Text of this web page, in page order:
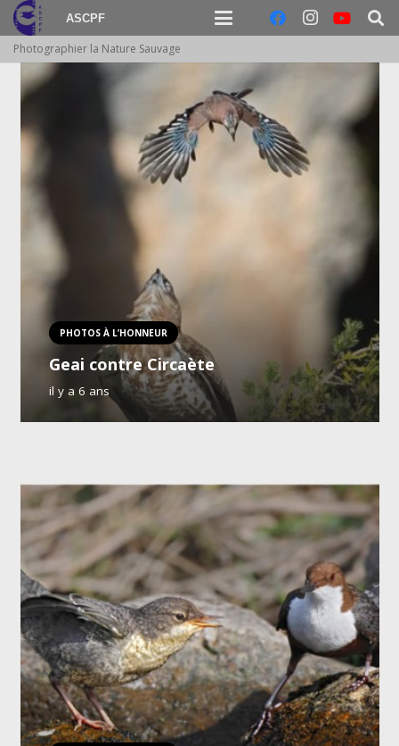
ASCPF
Photographier la Nature Sauvage
PHOTOS À L’HONNEUR
Geai contre Circaète
il y a 6 ans